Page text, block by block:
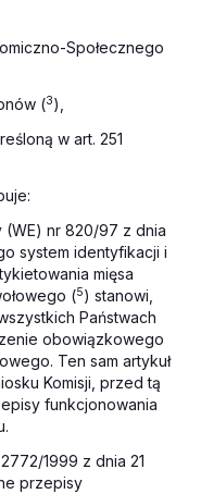
Społecznego
(3),
w art. 251
(WE) nr 820/97 z dnia
system identyfikacji i
mięsa
(5) stanowi,
Państwach
obowiązkowego
Ten sam artykuł
Komisji, przed tą
funkcjonowania
1999 z dnia 21
przepisy